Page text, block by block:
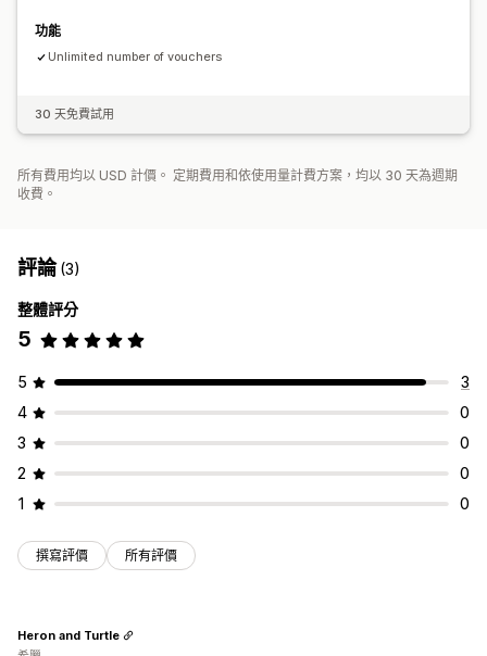
功能
Unlimited number of vouchers
30 天免費試用
所有費用均以 USD 計價。 定期費用和依使用量計費方案，均以 30 天為週期
收費。
評論(3)
整體評分
5
5
3
4
0
3
0
2
0
1
0
撰寫評價 所有評價
Heron and Turtle